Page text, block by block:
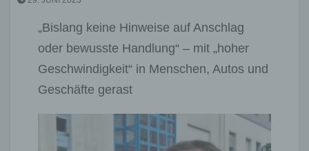
„Bislang keine Hinweise auf Anschlag
oder bewusste Handlung“ – mit „hoher
Geschwindigkeit“ in Menschen, Autos und
Geschäfte gerast